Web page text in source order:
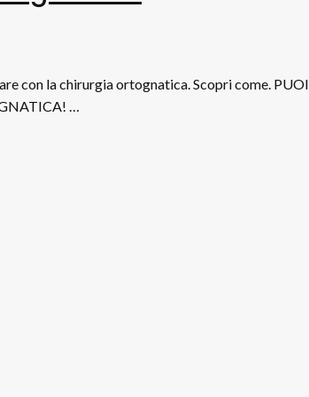
con la chirurgia ortognatica. Scopri come. PUOI
…